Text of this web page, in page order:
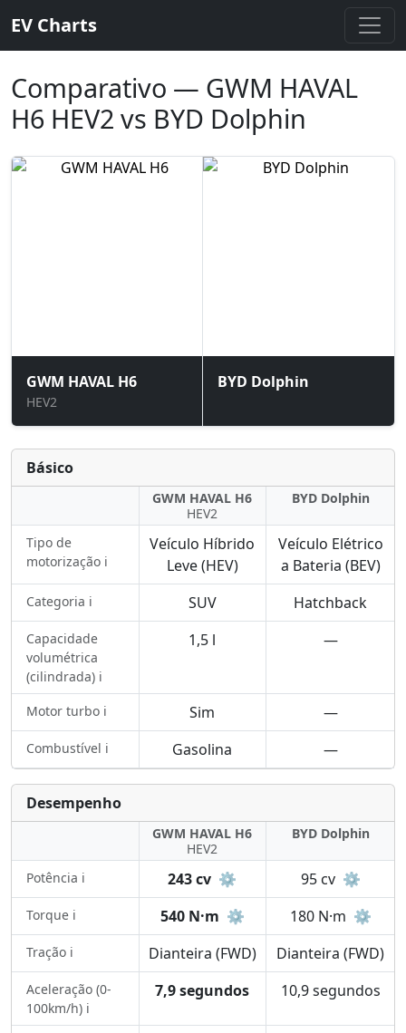
EV Charts
Comparativo — GWM HAVAL
H6 HEV2 vs BYD Dolphin
GWM HAVAL H6
HEV2
BYD Dolphin
Básico
GWM HAVAL H6
HEV2
BYD Dolphin
Tipo de
motorização ℹ️
Veículo Híbrido
Leve (HEV)
Veículo Elétrico
a Bateria (BEV)
Categoria ℹ️ SUV Hatchback
Capacidade
volumétrica
(cilindrada) ℹ️
1,5 l —
Motor turbo ℹ️ Sim —
Combustível ℹ️ Gasolina —
Desempenho
GWM HAVAL H6
HEV2
BYD Dolphin
Potência ℹ️ 243 cv ⚙️ 95 cv ⚙️
Torque ℹ️ 540 N·m ⚙️ 180 N·m ⚙️
Tração ℹ️ Dianteira (FWD) Dianteira (FWD)
Aceleração (0-
100km/h) ℹ️
7,9 segundos 10,9 segundos